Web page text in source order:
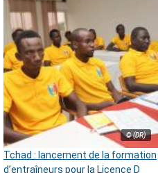
© (DR)
Tchad : lancement de la formation
d’entraîneurs pour la Licence D